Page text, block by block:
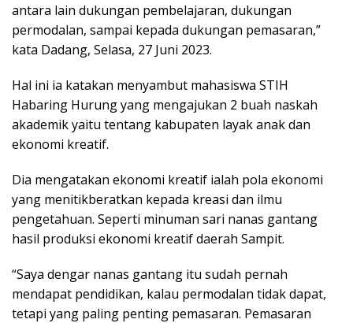
antara lain dukungan pembelajaran, dukungan
permodalan, sampai kepada dukungan pemasaran,”
kata Dadang, Selasa, 27 Juni 2023.
Hal ini ia katakan menyambut mahasiswa STIH
Habaring Hurung yang mengajukan 2 buah naskah
akademik yaitu tentang kabupaten layak anak dan
ekonomi kreatif.
Dia mengatakan ekonomi kreatif ialah pola ekonomi
yang menitikberatkan kepada kreasi dan ilmu
pengetahuan. Seperti minuman sari nanas gantang
hasil produksi ekonomi kreatif daerah Sampit.
“Saya dengar nanas gantang itu sudah pernah
mendapat pendidikan, kalau permodalan tidak dapat,
tetapi yang paling penting pemasaran. Pemasaran